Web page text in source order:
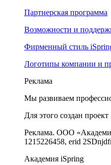
Партнерская программа
Возможности и
Фирменный стиль
Логотипы компании и
Реклама
Мы развиваем
Для этого создан
Реклама. ООО
1215226458, erid
Академия iSpring